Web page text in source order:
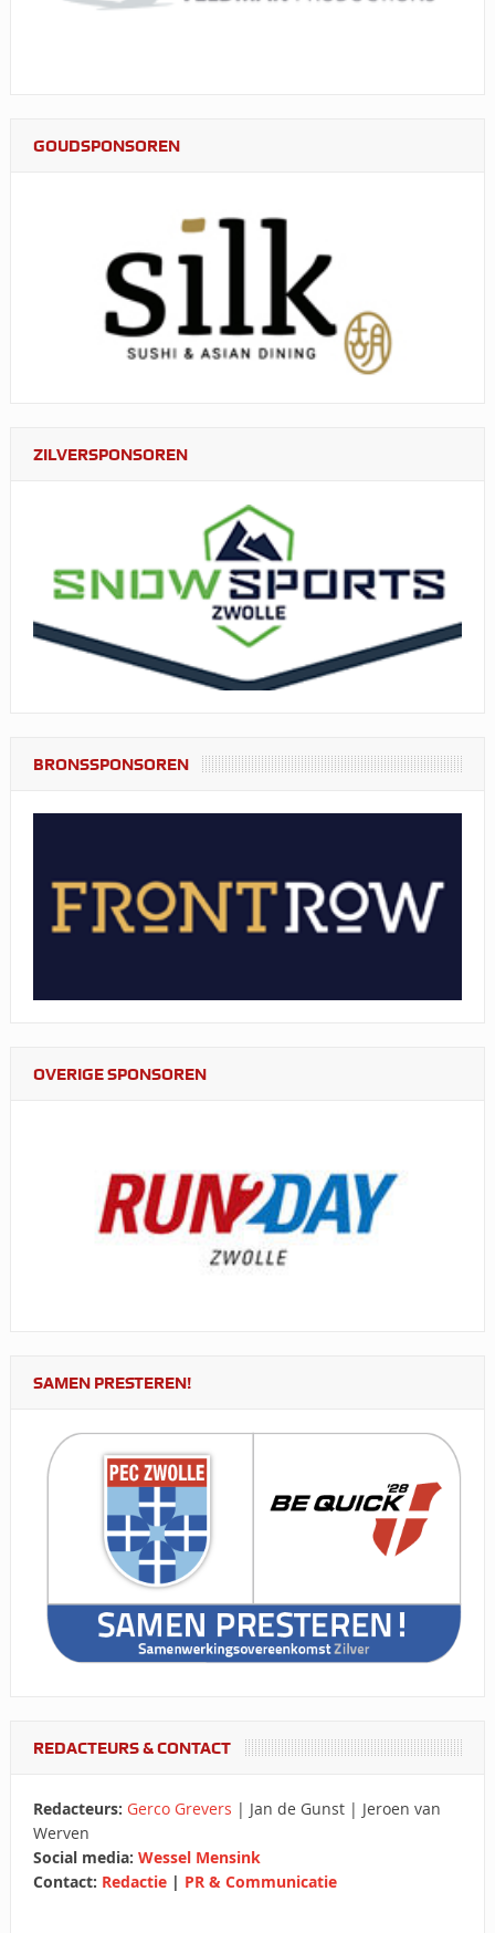
GOUDSPONSOREN
ZILVERSPONSOREN
BRONSSPONSOREN
OVERIGE SPONSOREN
SAMEN PRESTEREN!
REDACTEURS & CONTACT
Redacteurs: Gerco Grevers | Jan de Gunst | Jeroen van
Werven
Social media: Wessel Mensink
Contact: Redactie| PR & Communicatie